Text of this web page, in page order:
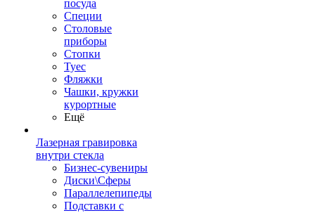
посуда
Специи
Столовые
приборы
Стопки
Туес
Фляжки
Чашки, кружки
курортные
Ещё
Лазерная гравировка
внутри стекла
Бизнес-сувениры
Диски\Сферы
Параллелепипеды
Подставки с